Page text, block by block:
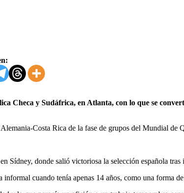
Costa Rica de la fase de grupos del Mundial de
donde salió victoriosa la selección española tras
cuando tenía apenas 14 años, como una forma de